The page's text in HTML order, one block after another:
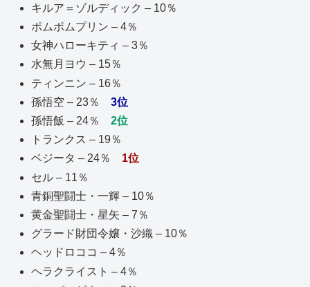
キルア＝ゾルディック – 10％
ポムポムプリン – 4％
女神ハローキティ – 3％
水無月ヨウ – 15％
ティンニン – 16％
孫悟空 – 23％3位
孫悟飯 – 24％2位
トランクス – 19％
ベジータ – 24％ 1位
セル – 11％
青銅聖闘士・一輝 – 10％
黄金聖闘士・星矢 – 7％
グラード財団令嬢・沙織 – 10％
ヘッドロココ – 4％
ヘラクライスト – 4％